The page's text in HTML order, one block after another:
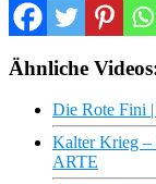
Ähnliche
Die Rote Fini
Kalter Krieg –
ARTE